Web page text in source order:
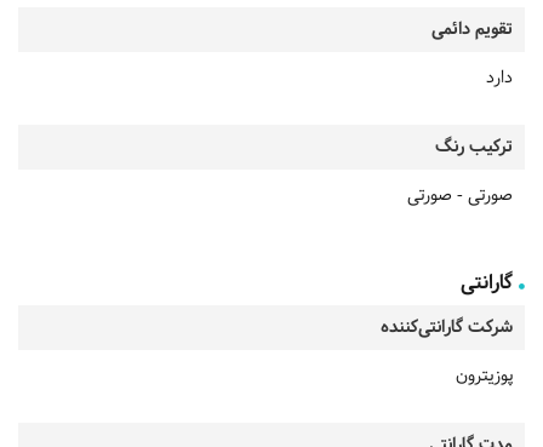
تقویم دائمی
دارد
ترکیب رنگ
صورتی - صورتی
گارانتی
شرکت گارانتی‌کننده
پوزیترون